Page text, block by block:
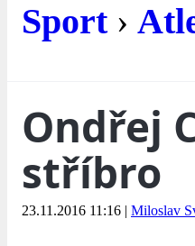
Sport›
Ondřej
stříbro
23.11.2016 11:16 | Miloslav